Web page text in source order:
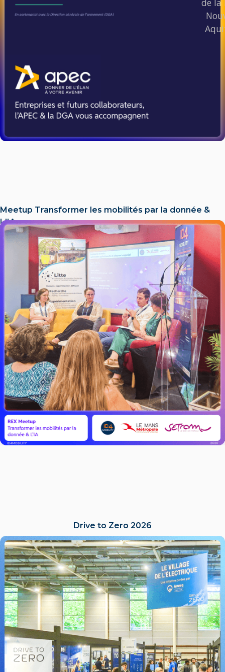
Meetup Transformer les mobilités par la donnée &
L'IA​
LIRE L'ACTU
Drive to Zero 2026
LIRE L'ACTU